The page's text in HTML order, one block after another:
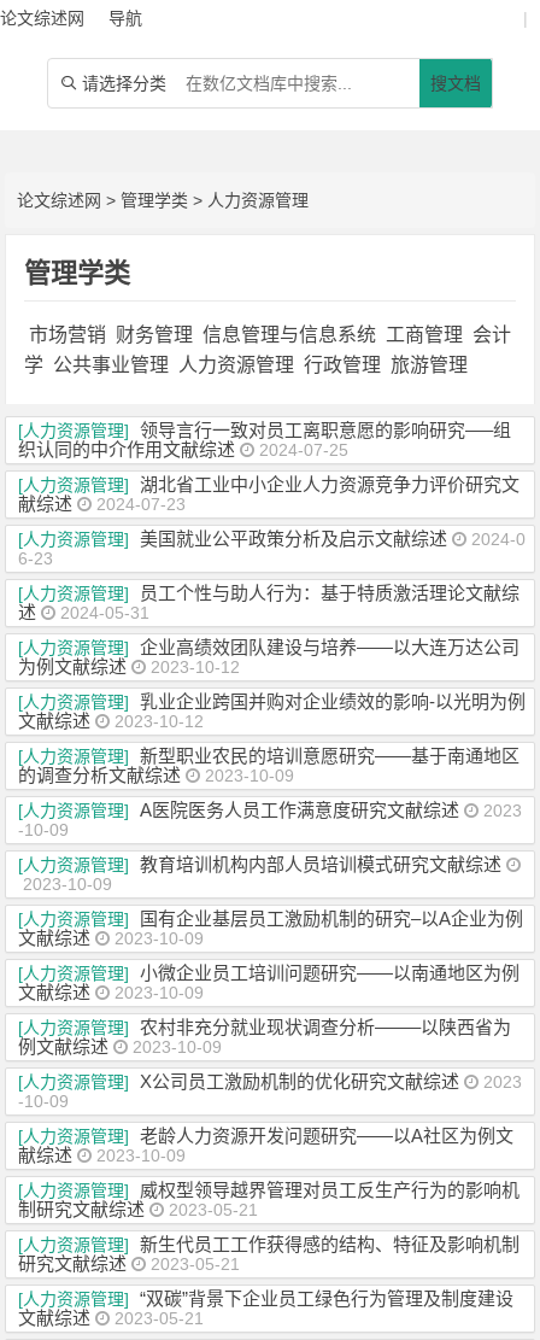
论文综述网 导航 |
 请选择分类 搜文档
论文综述网 >管理学类 > 人力资源管理
管理学类
市场营销 财务管理 信息管理与信息系统 工商管理 会计
学 公共事业管理 人力资源管理 行政管理 旅游管理
[人力资源管理]
领导言行一致对员工离职意愿的影响研究—–组
织认同的中介作用文献综述
2024-07-25
[人力资源管理]
湖北省工业中小企业人力资源竞争力评价研究文
献综述
2024-07-23
[人力资源管理]
美国就业公平政策分析及启示文献综述
2024-0
6-23
[人力资源管理]
员工个性与助人行为：基于特质激活理论文献综
述
2024-05-31
[人力资源管理]
企业高绩效团队建设与培养——以大连万达公司
为例文献综述
2023-10-12
[人力资源管理]
乳业企业跨国并购对企业绩效的影响-以光明为例
文献综述
2023-10-12
[人力资源管理]
新型职业农民的培训意愿研究——基于南通地区
的调查分析文献综述
2023-10-09
[人力资源管理]
A医院医务人员工作满意度研究文献综述
2023
-10-09
[人力资源管理]
教育培训机构内部人员培训模式研究文献综述
2023-10-09
[人力资源管理]
国有企业基层员工激励机制的研究–以A企业为例
文献综述
2023-10-09
[人力资源管理]
小微企业员工培训问题研究——以南通地区为例
文献综述
2023-10-09
[人力资源管理]
农村非充分就业现状调查分析——–以陕西省为
例文献综述
2023-10-09
[人力资源管理]
X公司员工激励机制的优化研究文献综述
2023
-10-09
[人力资源管理]
老龄人力资源开发问题研究——以A社区为例文
献综述
2023-10-09
[人力资源管理]
威权型领导越界管理对员工反生产行为的影响机
制研究文献综述
2023-05-21
[人力资源管理]
新生代员工工作获得感的结构、特征及影响机制
研究文献综述
2023-05-21
[人力资源管理]
“双碳”背景下企业员工绿色行为管理及制度建设
文献综述
2023-05-21